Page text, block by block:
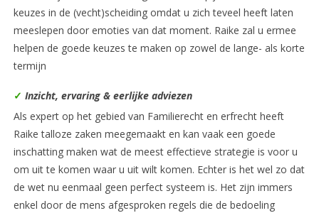
keuzes in de (vecht)scheiding omdat u zich teveel heeft laten
meeslepen door emoties van dat moment. Raike zal u ermee
helpen de goede keuzes te maken op zowel de lange- als korte
termijn
✓ Inzicht, ervaring & eerlijke adviezen
Als expert op het gebied van Familierecht en erfrecht heeft
Raike talloze zaken meegemaakt en kan vaak een goede
inschatting maken wat de meest effectieve strategie is voor u
om uit te komen waar u uit wilt komen. Echter is het wel zo dat
de wet nu eenmaal geen perfect systeem is. Het zijn immers
enkel door de mens afgesproken regels die de bedoeling